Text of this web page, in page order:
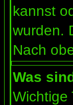
kannst
wurden.
Nach
Was
Wichtige